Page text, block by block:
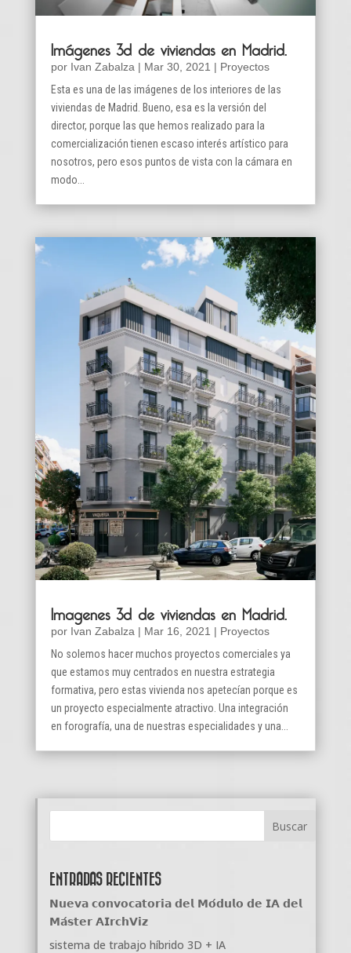
Imágenes 3d de viviendas en Madrid.
por Ivan Zabalza | Mar 30, 2021 | Proyectos
Esta es una de las imágenes de los interiores de las
viviendas de Madrid. Bueno, esa es la versión del
director, porque las que hemos realizado para la
comercialización tienen escaso interés artístico para
nosotros, pero esos puntos de vista con la cámara en
modo...
Imagenes 3d de viviendas en Madrid.
por Ivan Zabalza | Mar 16, 2021 | Proyectos
No solemos hacer muchos proyectos comerciales ya
que estamos muy centrados en nuestra estrategia
formativa, pero estas vivienda nos apetecían porque es
un proyecto especialmente atractivo. Una integración
en forografía, una de nuestras especialidades y una...
ENTRADAS RECIENTES
𝗡𝘂𝗲𝘃𝗮 𝗰𝗼𝗻𝘃𝗼𝗰𝗮𝘁𝗼𝗿𝗶𝗮 𝗱𝗲𝗹 𝗠𝗼́𝗱𝘂𝗹𝗼 𝗱𝗲 𝗜𝗔 𝗱𝗲𝗹
𝗠𝗮́𝘀𝘁𝗲𝗿 𝗔𝗜𝗿𝗰𝗵𝗩𝗶𝘇
sistema de trabajo híbrido 3D + IA